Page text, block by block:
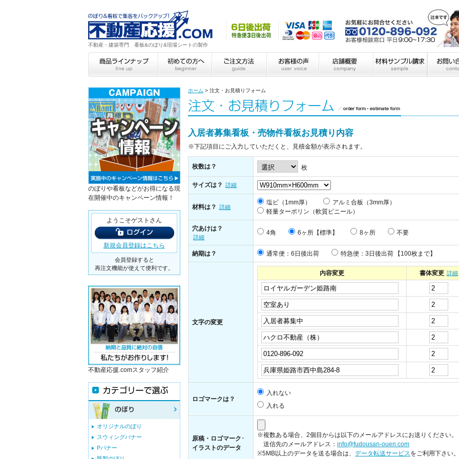
不動産・建築専門 看板&のぼり&現場シートの製作
ホーム > 注文・お見積りフォーム
入居者募集看板・売物件看板お見積り内容
※下記項目にご入力していただくと、見積金額が表示されます。
枚数は？ 枚
サイズは？ 詳細
材料は？ 詳細
塩ビ（1mm厚）
アルミ合板（3mm厚）
軽量ターポリン（軟質ビニール）
穴あけは？
詳細
4角 6ヶ所【標準】 8ヶ所 不要
納期は？ 通常便：6日後出荷 特急便：3日後出荷 【100枚まで】
文字の変更
内容変更 書体変更 詳細
ロゴマークは？
入れない
入れる
原稿・ロゴマーク･
イラストのデータ
※複数ある場合、2個目からは以下のメールアドレスにお送りください。
送信先のメールアドレス：info@fudousan-ouen.com
※5MB以上のデータを送る場合は、データ転送サービスをご利用下さい
のぼりや看板などがお得になる現
在開催中のキャンペーン情報！
ようこそゲストさん
新規会員登録はこちら
会員登録すると
再注文機能が使えて便利です。
不動産応援.comスタッフ紹介
オリジナルのぼり
スウィングバナー
Pバナー